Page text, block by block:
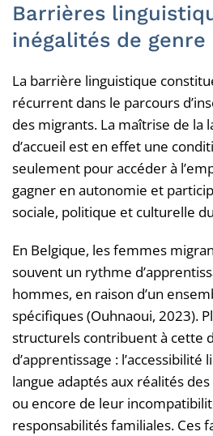
Barrières
inégalités de genre
La barrière linguistique
récurrent dans le parcours
des migrants. La maîtrise de la
d’accueil est en effet une
seulement pour accéder à
gagner en autonomie et
sociale, politique et culturelle
En Belgique, les femmes
souvent un rythme
hommes, en raison d’un
spécifiques (Ouhnaoui, 2023).
structurels contribuent à cette
d’apprentissage :
langue adaptés aux réalités
ou encore de leur
responsabilités familiales. Ces